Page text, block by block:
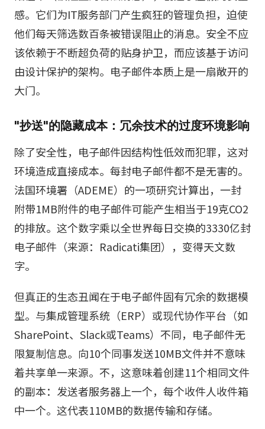
感。它们为IT服务部门产生疯狂的管理负担，迫使
他们每天筛选数百条被错误阻止的消息。安全不应
该依赖于不断超负荷的贴身护卫，而应该基于访问
由设计保护的架构。电子邮件本质上是一扇敞开的
大门。
"抄送"的隐藏成本：冗余技术的过度环境影响
除了安全性，电子邮件因结构性低效而犯罪，这对
环境造成直接成本。每封电子邮件都不是无害的。
法国环境署（ADEME）的一项研究计算出，一封
附带1MB附件的电子邮件可能产生相当于19克CO2
的排放。这个数字乘以全世界每日交换的3330亿封
电子邮件（来源：Radicati集团），变得天文数
字。
但真正的生态丑闻在于电子邮件固有冗余的数据模
型。与集成管理系统（ERP）或现代协作平台（如
SharePoint、Slack或Teams）不同，电子邮件无
限复制信息。向10个同事发送10MB文件并不意味
着共享单一来源。不，这意味着创建11个相同文件
的副本：发送者服务器上一个，每个收件人收件箱
中一个。这代表110MB的数据传输和存储。